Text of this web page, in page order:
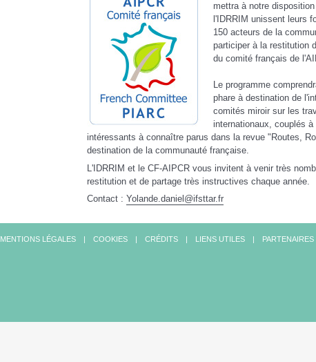
mettra à notre
l'IDRRIM unissent leurs
150 acteurs de la
participer à la restitution
du comité français de
Le programme
phare à destination de
comités miroir sur les
internationaux, couplés
intéressants à connaître parus dans la revue "Routes,
destination de la communauté française.
L'IDRRIM et le CF-AIPCR vous invitent à venir très
restitution et de partage très instructives chaque année.
Contact : Yolande.daniel@ifsttar.fr
MENTIONS LÉGALES COOKIES CRÉDITS LIENS UTILES PARTENAIRES